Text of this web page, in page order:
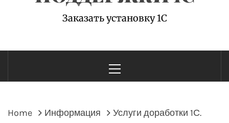
Заказать установку 1С
Menu
Home Информация
Услуги доработки 1С.